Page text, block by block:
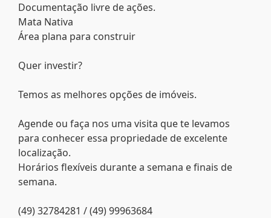
Documentação livre de ações.
Mata Nativa
Área plana para construir
Quer investir?
Temos as melhores opções de imóveis.
Agende ou faça nos uma visita que te levamos
para conhecer essa propriedade de excelente
localização.
Horários flexíveis durante a semana e finais de
semana.
(49) 32784281 / (49) 99963684